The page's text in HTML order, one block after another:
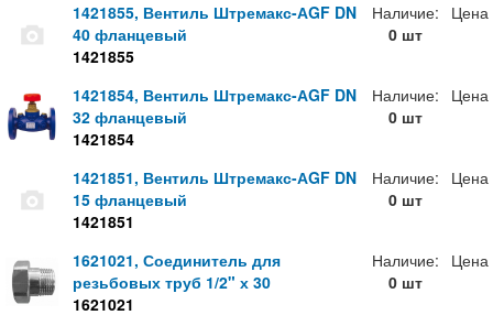
1421855, Вентиль Штремакс-АGF DN
40 фланцевый
1421855
Наличие:
0 шт
Цена
1421854, Вентиль Штремакс-АGF DN
32 фланцевый
1421854
Наличие:
0 шт
Цена
1421851, Вентиль Штремакс-АGF DN
15 фланцевый
1421851
Наличие:
0 шт
Цена
1621021, Соединитель для
резьбовых труб 1/2" х 30
1621021
Наличие:
0 шт
Цена